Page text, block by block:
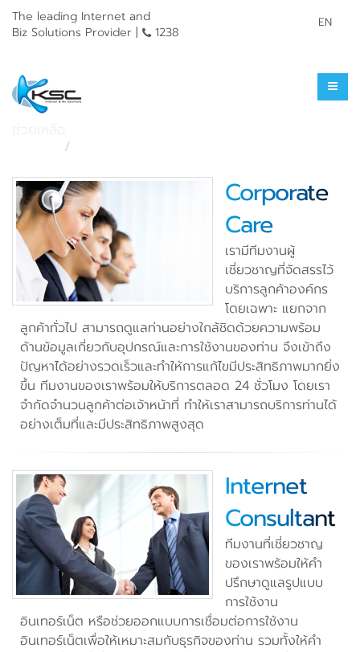
The leading Internet and
Biz Solutions Provider |
1238
EN
บริการหลังการขาย
Corporate
Care
เรามีทีมงานผู้
เชี่ยวชาญที่จัดสรรไว้
บริการลูกค้าองค์กร
โดยเฉพาะ แยกจาก
ลูกค้าทั่วไป สามารถดูแลท่านอย่างใกล้ชิดด้วยความพร้อม
ด้านข้อมูลเกี่ยวกับอุปกรณ์และการใช้งานของท่าน จึงเข้าถึง
ปัญหาได้อย่างรวดเร็วและทำให้การแก้ไขมีประสิทธิภาพมากยิ่ง
ขึ้น ทีมงานของเราพร้อมให้บริการตลอด 24 ชั่วโมง โดยเรา
จำกัดจำนวนลูกค้าต่อเจ้าหน้าที่ ทำให้เราสามารถบริการท่านได้
อย่างเต็มที่และมีประสิทธิภาพสูงสุด
Internet
Consultant
ทีมงานที่เชี่ยวชาญ
ของเราพร้อมให้คำ
ปรึกษาดูแลรูปแบบ
การใช้งาน
อินเทอร์เน็ต หรือช่วยออกแบบการเชื่อมต่อการใช้งาน
อินเทอร์เน็ตเพื่อให้เหมาะสมกับธุรกิจของท่าน รวมทั้งให้คำ